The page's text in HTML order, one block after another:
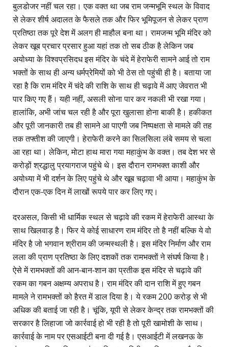
बुलडोजर नहीं चल रहा। एक वक्त था जब राम जन्मभूमि स्थल के विवाद
से लेकर शीर्ष अदालत के फैसले तक और फिर भूमिपूजन से लेकर प्राण
प्रतिष्ठा तक पूरे देश में अलग ही माहौल बना था। रामजन्म भूमि मंदिर को
लेकर खूब प्रचार प्रसार हुआ यहां तक तो सब ठीक है लेकिन जब
अयोध्या के विश्वप्रसिदध इस मंदिर के चंदे में हेराफेरी सामने आई तो राम
भक्तों के साथ ही अन्य धर्मप्रेमियों को भी ठेस तो पहुंची ही है। बताया जा
रहा है कि राम मंदिर में चंदे की राशि के साथ ही चढ़ावे में आए जेवरात भी
पार किए गए हैं। यही नहीं, असली सोना पार कर नकली भी रखा गया।
हालांकि, अभी जांच चल रही है और पूरा खुलासा होना बाकी है। हकीकत
और पूरी जानकारी तब ही सामने आ पाएगी जब निष्पक्षता से मामले की तह
तक तफ्तीश की जाएगी। हेराफेरी करने का सिलसिला लंबे समय से चला
आ रहा था। लेकिन, मोटा हाथ मारा गया महाकुंभ के वक्त। तब देश भर से
करोड़ों श्रद्धालु प्रयागराज पहुंचे थे। इस दौरान रामभक्त काशी और
अयोध्या में भी दर्शन के लिए पहुंचे थे और खूब चढ़ावा भी आया। महाकुंभ के
दौरान एक-एक दिन में लाखों रूपये पार कर लिए गए।
दरअसल, किसी भी धार्मिक स्थल से चढ़ावे की रकम में हेराफेरी आस्था के
साथ खिलवाड़ है। फिर ये कोई साधारण राम मंदिर तो है नहीं बल्कि ये वो
मंदिर है जो भगवान श्रीराम की जन्मस्थली है। इस मंदिर निर्माण और राम
लला की प्राण प्रतिष्ठा के लिए दशकों तक रामभक्तों ने संघर्ष किया है।
ऐसे में रामभक्तों की आन-बान-शान का प्रतीक इस मंदिर से चढ़ावे की
रकम का गबन अक्षम्य अपराध है। राम मंदिर की दान राशि में हुए गबन
मामले ने रामभक्तों को हैरत में डाल दिया है। ये रकम 200 करोड़ से भी
अधिक की बताई जा रही है। चूंकि, यूपी से लेकर केन्द्र तक रामभक्तों की
सरकार है लिहाजा जो कार्रवाई हो भी रही है तो पूरी खामोशी के साथ।
कार्रवाई के नाम पर एसआईटी बना दी गई है। एसआईटी में लखनऊ के